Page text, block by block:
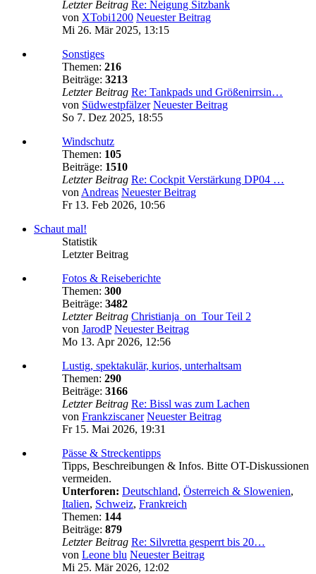
Letzter Beitrag Re: Neigung Sitzbank
von XTobi1200 Neuester Beitrag
Mi 26. Mär 2025, 13:15
Sonstiges
Themen: 216
Beiträge: 3213
Letzter Beitrag Re: Tankpads und Größenirrsin…
von Südwestpfälzer Neuester Beitrag
So 7. Dez 2025, 18:55
Windschutz
Themen: 105
Beiträge: 1510
Letzter Beitrag Re: Cockpit Verstärkung DP04 …
von Andreas Neuester Beitrag
Fr 13. Feb 2026, 10:56
Schaut mal!
Statistik
Letzter Beitrag
Fotos & Reiseberichte
Themen: 300
Beiträge: 3482
Letzter Beitrag Christianja_on_Tour Teil 2
von JarodP Neuester Beitrag
Mo 13. Apr 2026, 12:56
Lustig, spektakulär, kurios, unterhaltsam
Themen: 290
Beiträge: 3166
Letzter Beitrag Re: Bissl was zum Lachen
von Frankziscaner Neuester Beitrag
Fr 15. Mai 2026, 19:31
Pässe & Streckentipps
Tipps, Beschreibungen & Infos. Bitte OT-Diskussionen
vermeiden.
Unterforen: Deutschland, Österreich & Slowenien,
Italien, Schweiz, Frankreich
Themen: 144
Beiträge: 879
Letzter Beitrag Re: Silvretta gesperrt bis 20…
von Leone blu Neuester Beitrag
Mi 25. Mär 2026, 12:02